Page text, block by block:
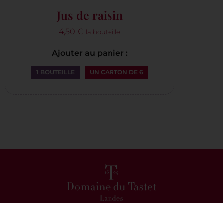
Jus de raisin
4,50 € la bouteille
Ajouter au panier :
1 BOUTEILLE UN CARTON DE 6